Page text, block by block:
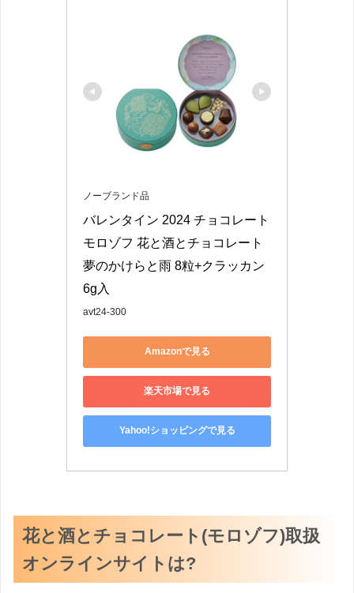
ノーブランド品
バレンタイン 2024 チョコレート
モロゾフ 花と酒とチョコレート
夢のかけらと雨 8粒+クラッカン
6g入
avt24-300
Amazonで見る
楽天市場で見る
Yahoo!ショッピングで見る
花と酒とチョコレート(モロゾフ)取扱
オンラインサイトは?